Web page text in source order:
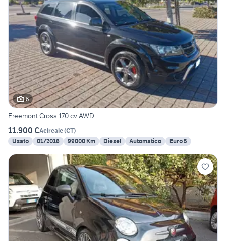
6
Freemont Cross 170 cv AWD
11.900 €Acireale(CT)
Usato
01/2016 99000 Km Diesel Automatico Euro 5